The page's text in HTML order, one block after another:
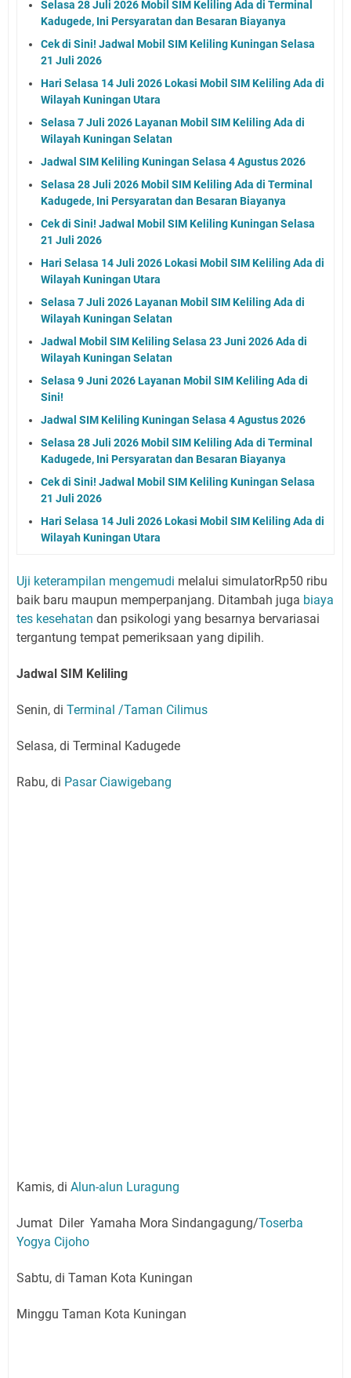
Selasa 28 Juli 2026 Mobil SIM Keliling Ada di Terminal
Kadugede, Ini Persyaratan dan Besaran Biayanya
Cek di Sini! Jadwal Mobil SIM Keliling Kuningan Selasa
21 Juli 2026
Hari Selasa 14 Juli 2026 Lokasi Mobil SIM Keliling Ada di
Wilayah Kuningan Utara
Selasa 7 Juli 2026 Layanan Mobil SIM Keliling Ada di
Wilayah Kuningan Selatan
Jadwal SIM Keliling Kuningan Selasa 4 Agustus 2026
Selasa 28 Juli 2026 Mobil SIM Keliling Ada di Terminal
Kadugede, Ini Persyaratan dan Besaran Biayanya
Cek di Sini! Jadwal Mobil SIM Keliling Kuningan Selasa
21 Juli 2026
Hari Selasa 14 Juli 2026 Lokasi Mobil SIM Keliling Ada di
Wilayah Kuningan Utara
Selasa 7 Juli 2026 Layanan Mobil SIM Keliling Ada di
Wilayah Kuningan Selatan
Jadwal Mobil SIM Keliling Selasa 23 Juni 2026 Ada di
Wilayah Kuningan Selatan
Selasa 9 Juni 2026 Layanan Mobil SIM Keliling Ada di
Sini!
Jadwal SIM Keliling Kuningan Selasa 4 Agustus 2026
Selasa 28 Juli 2026 Mobil SIM Keliling Ada di Terminal
Kadugede, Ini Persyaratan dan Besaran Biayanya
Cek di Sini! Jadwal Mobil SIM Keliling Kuningan Selasa
21 Juli 2026
Hari Selasa 14 Juli 2026 Lokasi Mobil SIM Keliling Ada di
Wilayah Kuningan Utara
Uji keterampilan mengemudi melalui simulatorRp50 ribu
baik baru maupun memperpanjang. Ditambah juga biaya
tes kesehatan dan psikologi yang besarnya bervariasai
tergantung tempat pemeriksaan yang dipilih.
Jadwal SIM Keliling
Senin, di Terminal /Taman Cilimus
Selasa, di Terminal Kadugede
Rabu, di Pasar Ciawigebang
Kamis, di Alun-alun Luragung
Jumat Diler Yamaha Mora Sindangagung/Toserba
Yogya Cijoho
Sabtu, di Taman Kota Kuningan
Minggu Taman Kota Kuningan